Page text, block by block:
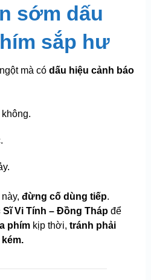
sớm dấu
sắp hư
mà có dấu hiệu cảnh báo
đừng cố dùng tiếp.
Sĩ Vi Tính – Đồng Thápđể
phímkịp thời, tránh phải